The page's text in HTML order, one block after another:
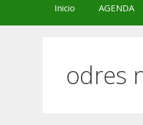
Inicio AGENDA
odres